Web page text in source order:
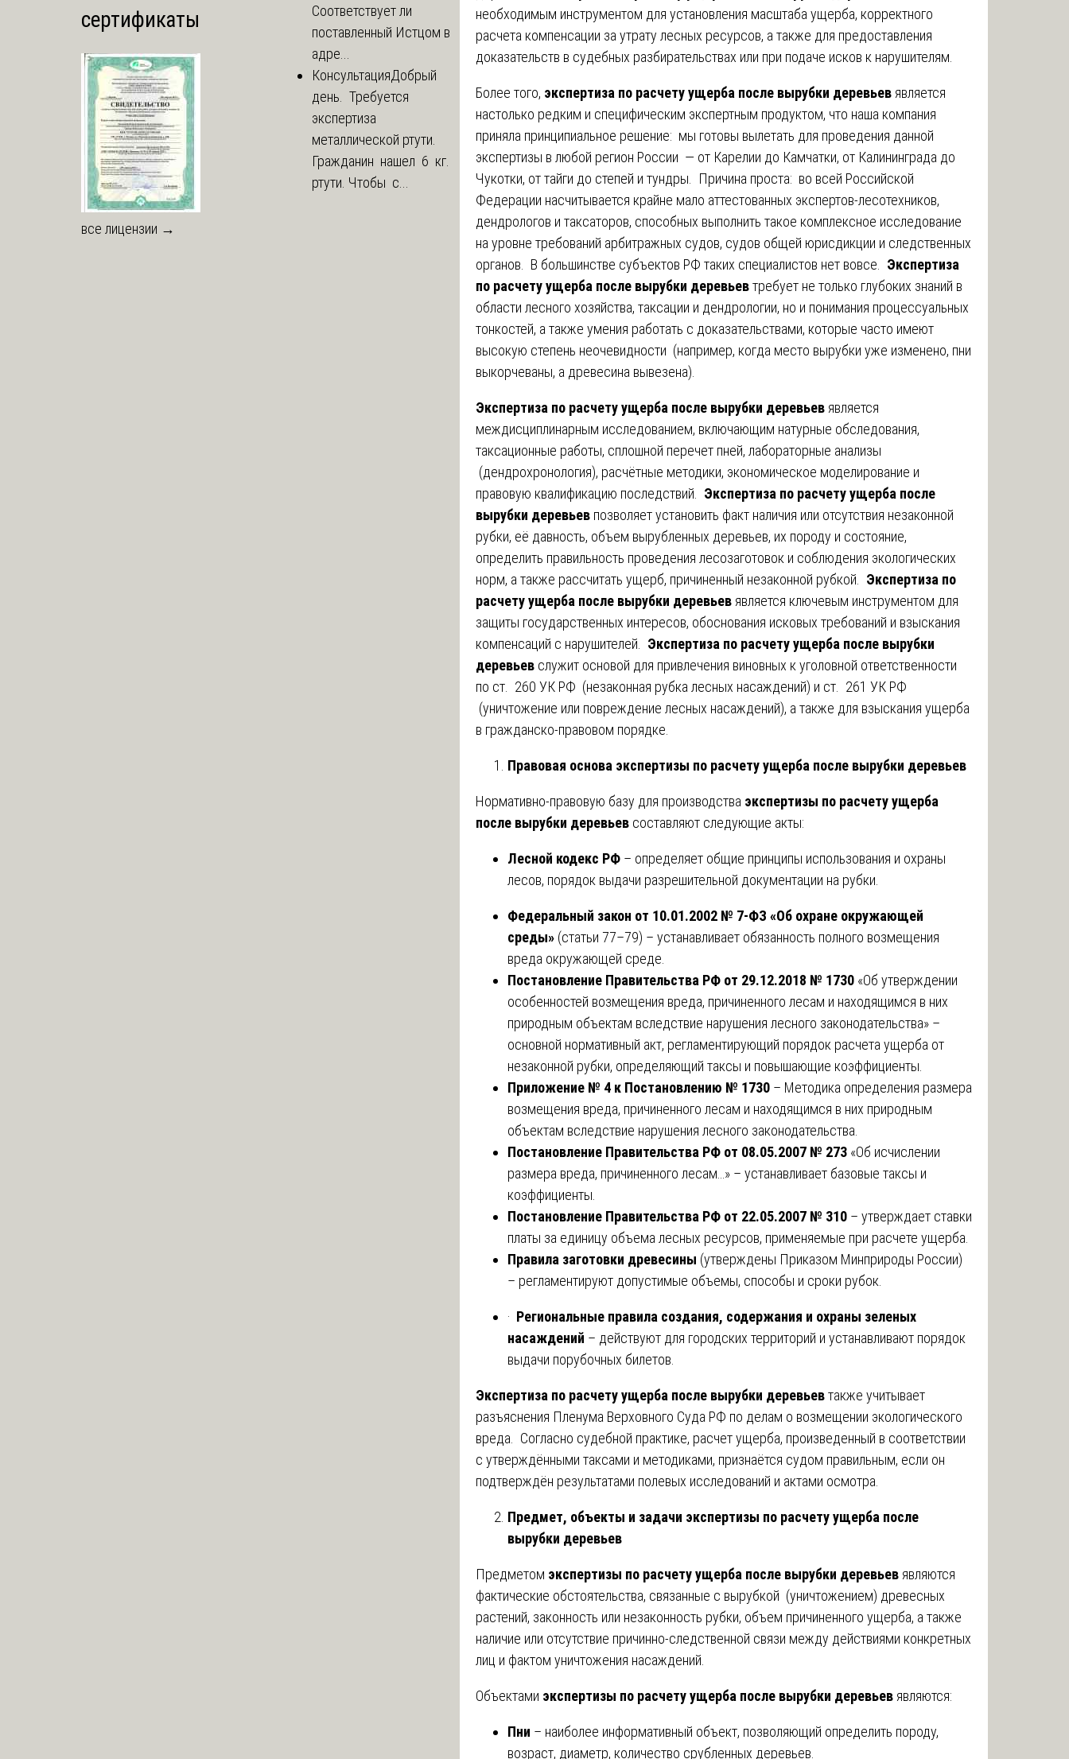
необходимым инструментом для установления масштаба ущерба, корректного
расчета компенсации за утрату лесных ресурсов, а также для предоставления
доказательств в судебных разбирательствах или при подаче исков к нарушителям.
Более того, экспертиза по расчету ущерба после вырубки деревьев является
настолько редким и специфическим экспертным продуктом, что наша компания
приняла принципиальное решение: мы готовы вылетать для проведения данной
экспертизы в любой регион России — от Карелии до Камчатки, от Калининграда до
Чукотки, от тайги до степей и тундры. Причина проста: во всей Российской
Федерации насчитывается крайне мало аттестованных экспертов-лесотехников,
дендрологов и таксаторов, способных выполнить такое комплексное исследование
на уровне требований арбитражных судов, судов общей юрисдикции и следственных
органов. В большинстве субъектов РФ таких специалистов нет вовсе. Экспертиза
по расчету ущерба после вырубки деревьевтребует не только глубоких знаний в
области лесного хозяйства, таксации и дендрологии, но и понимания процессуальных
тонкостей, а также умения работать с доказательствами, которые часто имеют
высокую степень неочевидности (например, когда место вырубки уже изменено, пни
выкорчеваны, а древесина вывезена).
Экспертиза по расчету ущерба после вырубки деревьев является
междисциплинарным исследованием, включающим натурные обследования,
таксационные работы, сплошной перечет пней, лабораторные анализы
(дендрохронология), расчётные методики, экономическое моделирование и
правовую квалификацию последствий. Экспертиза по расчету ущерба после
вырубки деревьев позволяет установить факт наличия или отсутствия незаконной
рубки, её давность, объем вырубленных деревьев, их породу и состояние,
определить правильность проведения лесозаготовок и соблюдения экологических
норм, а также рассчитать ущерб, причиненный незаконной рубкой. Экспертиза по
расчету ущерба после вырубки деревьев является ключевым инструментом для
защиты государственных интересов, обоснования исковых требований и взыскания
компенсаций с нарушителей. Экспертиза по расчету ущерба после вырубки
деревьев служит основой для привлечения виновных к уголовной ответственности
по ст. 260 УК РФ (незаконная рубка лесных насаждений) и ст. 261 УК РФ
(уничтожение или повреждение лесных насаждений), а также для взыскания ущерба
в гражданско-правовом порядке.
Правовая основа экспертизы по расчету ущерба после вырубки деревьев
Нормативно-правовую базу для производства экспертизы по расчету ущерба
после вырубки деревьев составляют следующие акты:
Лесной кодекс РФ – определяет общие принципы использования и охраны
лесов, порядок выдачи разрешительной документации на рубки.
Федеральный закон от 10.01.2002 № 7-ФЗ «Об охране окружающей
среды» (статьи 77–79) – устанавливает обязанность полного возмещения
вреда окружающей среде.
Постановление Правительства РФ от 29.12.2018 № 1730 «Об утверждении
особенностей возмещения вреда, причиненного лесам и находящимся в них
природным объектам вследствие нарушения лесного законодательства» –
основной нормативный акт, регламентирующий порядок расчета ущерба от
незаконной рубки, определяющий таксы и повышающие коэффициенты.
Приложение № 4 к Постановлению № 1730 – Методика определения размера
возмещения вреда, причиненного лесам и находящимся в них природным
объектам вследствие нарушения лесного законодательства.
Постановление Правительства РФ от 08.05.2007 № 273 «Об исчислении
размера вреда, причиненного лесам…» – устанавливает базовые таксы и
коэффициенты.
Постановление Правительства РФ от 22.05.2007 № 310 – утверждает ставки
платы за единицу объема лесных ресурсов, применяемые при расчете ущерба.
Правила заготовки древесины (утверждены Приказом Минприроды России)
– регламентируют допустимые объемы, способы и сроки рубок.
· Региональные правила создания, содержания и охраны зеленых
насаждений – действуют для городских территорий и устанавливают порядок
выдачи порубочных билетов.
Экспертиза по расчету ущерба после вырубки деревьевтакже учитывает
разъяснения Пленума Верховного Суда РФ по делам о возмещении экологического
вреда. Согласно судебной практике, расчет ущерба, произведенный в соответствии
с утверждёнными таксами и методиками, признаётся судом правильным, если он
подтверждён результатами полевых исследований и актами осмотра.
Предмет, объекты и задачи экспертизы по расчету ущерба после
вырубки деревьев
Предметом экспертизы по расчету ущерба после вырубки деревьев являются
фактические обстоятельства, связанные с вырубкой (уничтожением) древесных
растений, законность или незаконность рубки, объем причиненного ущерба, а также
наличие или отсутствие причинно-следственной связи между действиями конкретных
лиц и фактом уничтожения насаждений.
Объектами экспертизы по расчету ущерба после вырубки деревьев являются:
Пни – наиболее информативный объект, позволяющий определить породу,
возраст, диаметр, количество срубленных деревьев.
сертификаты
все лицензии →
Соответствует ли
поставленный Истцом в
адре...
КонсультацияДобрый
день. Требуется
экспертиза
металлической ртути.
Гражданин нашел 6 кг.
ртути. Чтобы с...